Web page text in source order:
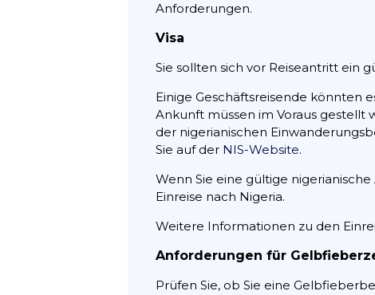
Anforderungen.
Visa
Sie sollten sich vor Reiseantritt ein
Einige Geschäftsreisende könnten
Ankunft müssen im Voraus gestellt
der nigerianischen
Sie auf der NIS-Website.
Wenn Sie eine gültige
Einreise nach Nigeria.
Weitere Informationen zu den
Anforderungen für
Prüfen Sie, ob Sie eine